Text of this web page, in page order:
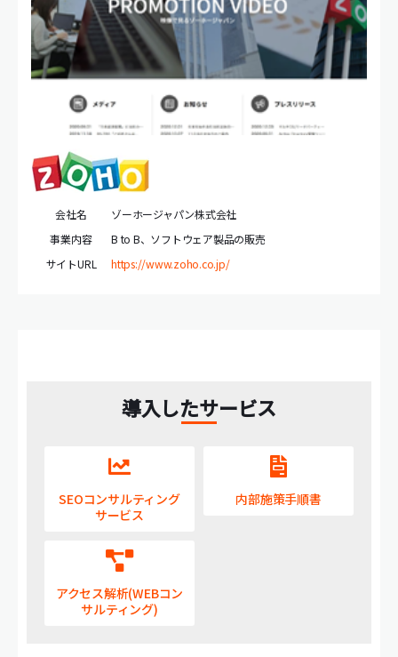
会社名
ゾーホージャパン株式会社
事業内容
B to B、ソフトウェア製品の販売
サイトURL
https://www.zoho.co.jp/
導入したサービス
SEOコンサルティング
サービス
内部施策手順書
アクセス解析(WEBコン
サルティング)